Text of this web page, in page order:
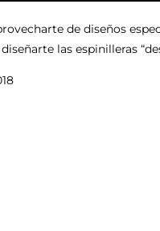
de diseños
las espinilleras